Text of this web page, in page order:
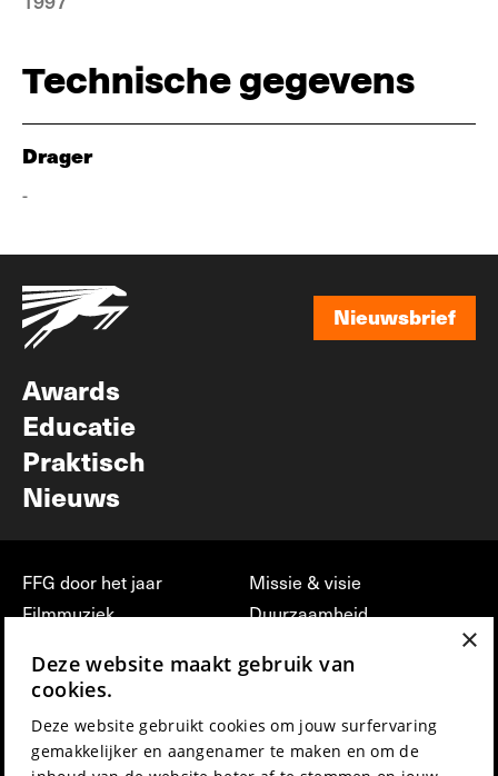
Technische gegevens
Drager
-
Nieuwsbrief
Awards
Educatie
Praktisch
Nieuws
FFG door het jaar
Filmmuziek
Press & Industry
Film Fest Friends
Missie & visie
Duurzaamheid
vrijwilligerswerk bij FFG
Privacy & Disclaimer
×
Deze website maakt gebruik van
cookies.
Deze website gebruikt cookies om jouw surfervaring
gemakkelijker en aangenamer te maken en om de